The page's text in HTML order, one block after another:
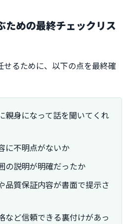
ための最終チェックリス
せるために、以下の点を最終確
親身になって話を聞いてくれ
に不明点がないか
の説明が明確だったか
品質保証内容が書面で提示さ
など信頼できる裏付けがあっ